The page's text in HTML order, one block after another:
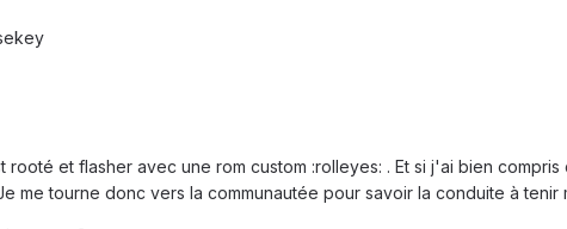
et flasher avec une rom custom :rolleyes: . Et si j'ai bien
me tourne donc vers la communautée pour savoir la conduite à tenir